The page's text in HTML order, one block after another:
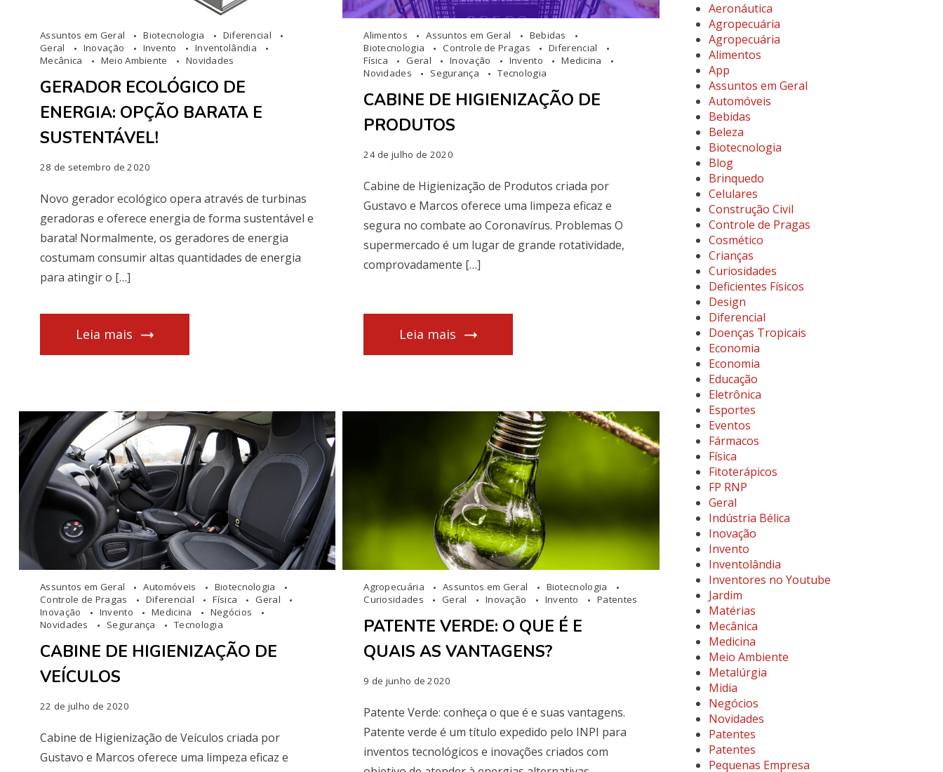
Assuntos em Geral Biotecnologia
Diferencial
Geral
Inovação Invento
Inventolândia
Mecânica
Meio Ambiente Novidades
GERADOR ECOLÓGICO DE
ENERGIA: OPÇÃO BARATA E
SUSTENTÁVEL!
28 de setembro de 2020
Novo gerador ecológico opera através de turbinas
geradoras e oferece energia de forma sustentável e
barata! Normalmente, os geradores de energia
costumam consumir altas quantidades de energia
para atingir o […]
Leia mais
Alimentos Assuntos em Geral
Bebidas
Biotecnologia
Controle de Pragas
Diferencial
Física
Geral Inovação Invento
Medicina
Novidades
Segurança Tecnologia
CABINE DE HIGIENIZAÇÃO DE
PRODUTOS
24 de julho de 2020
Cabine de Higienização de Produtos criada por
Gustavo e Marcos oferece uma limpeza eficaz e
segura no combate ao Coronavírus. Problemas O
supermercado é um lugar de grande rotatividade,
comprovadamente […]
Leia mais
Assuntos em Geral Automóveis
Biotecnologia
Controle de Pragas
Diferencial Física
Geral
Inovação
Invento Medicina
Negócios
Novidades
Segurança Tecnologia
CABINE DE HIGIENIZAÇÃO DE
VEÍCULOS
22 de julho de 2020
Cabine de Higienização de Veículos criada por
Gustavo e Marcos oferece uma limpeza eficaz e
Agropecuária Assuntos em Geral
Biotecnologia
Curiosidades
Geral Inovação Invento Patentes
PATENTE VERDE: O QUE É E
QUAIS AS VANTAGENS?
9 de junho de 2020
Patente Verde: conheça o que é e suas vantagens.
Patente verde é um título expedido pelo INPI para
inventos tecnológicos e inovações criados com
Aeronáutica
Agropecuária
Agropecuária
Alimentos
App
Assuntos em Geral
Automóveis
Bebidas
Beleza
Biotecnologia
Blog
Brinquedo
Celulares
Construção Civil
Controle de Pragas
Cosmético
Crianças
Curiosidades
Deficientes Físicos
Design
Diferencial
Doenças Tropicais
Economia
Economia
Educação
Eletrônica
Esportes
Eventos
Fármacos
Física
Fitoterápicos
FP RNP
Geral
Indústria Bélica
Inovação
Invento
Inventolândia
Inventores no Youtube
Jardim
Matérias
Mecânica
Medicina
Meio Ambiente
Metalúrgia
Midia
Negócios
Novidades
Patentes
Patentes
Pequenas Empresa